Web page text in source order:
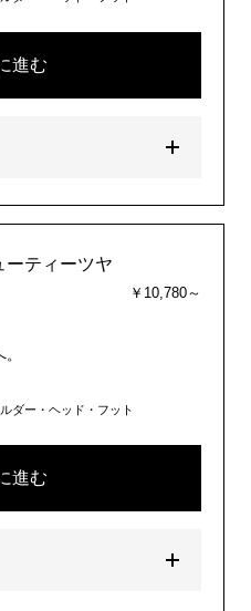
進む
ーティーツヤ
￥10,780～
ダー・ヘッド・フット
進む